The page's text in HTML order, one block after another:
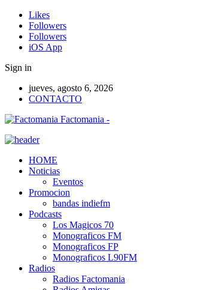
Likes
Followers
Followers
iOS App
Sign in
jueves, agosto 6, 2026
CONTACTO
Factomania -
HOME
Noticias
Eventos
Promocion
bandas indiefm
Podcasts
Los Magicos 70
Monograficos FM
Monograficos FP
Monograficos L90FM
Radios
Radios Factomania